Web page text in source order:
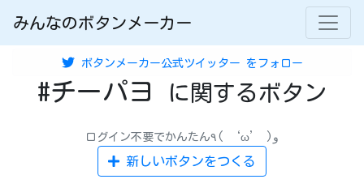
みんなのボタンメーカー
ボタンメーカー公式ツイッター をフォロー
#チーパヨ に関するボタン
ログイン不要でかんたん٩( ‘ω’ )و
新しいボタンをつくる